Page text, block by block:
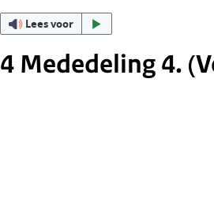
Lees voor
4 Mededeling 4.